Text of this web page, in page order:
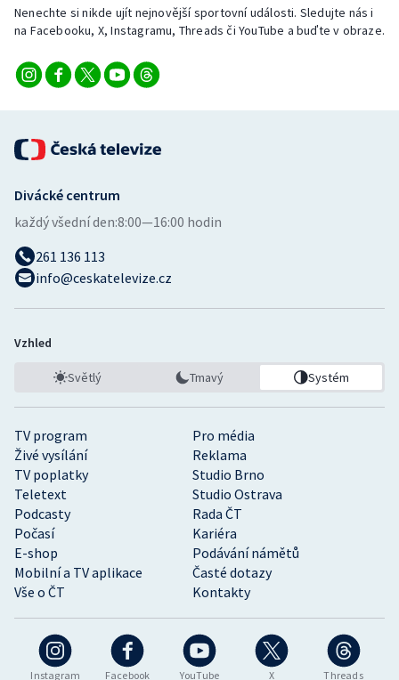
Vodní slalom
Volejbal
Ostatní
Nenechte si nikde ujít nejnovější sportovní události. Sledujte nás i
na Facebooku, X, Instagramu, Threads či YouTube a buďte v obraze.
Instagram Facebook YouTube X Threads
TV program
Pro média
Živé vysílání
Reklama
TV poplatky
Studio Brno
Teletext
Studio Ostrava
Podcasty
Rada ČT
Počasí
Kariéra
E-shop
Podávání námětů
Mobilní a TV aplikace
Časté dotazy
Vše o ČT
Kontakty
Divácké centrum
každý všední den:8:00—16:00 hodin
261 136 113
info@ceskatelevize.cz
Vzhled
Světlý Tmavý Systém